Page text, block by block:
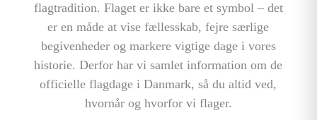
flagtradition. Flaget er ikke bare et symbol – det
er en måde at vise fællesskab, fejre særlige
begivenheder og markere vigtige dage i vores
historie. Derfor har vi samlet information om de
officielle flagdage i Danmark, så du altid ved,
hvornår og hvorfor vi flager.